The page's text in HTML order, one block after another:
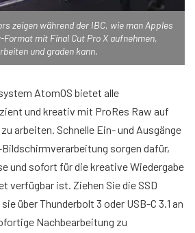
zeigen während der IBC, wie man Apples
Format mit Final Cut Pro X aufnehmen,
und graden kann.
AtomOS bietet alle
und kreativ mit ProRes Raw auf
arbeiten. Schnelle Ein- und Ausgänge
Bildschirmverarbeitung sorgen dafür,
und sofort für die kreative Wiedergabe
verfügbar ist. Ziehen Sie die SSD
über Thunderbolt 3 oder USB-C 3.1 an
Nachbearbeitung zu